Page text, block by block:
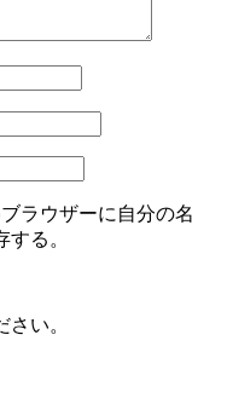
ラウザーに自分の名
る。
い。